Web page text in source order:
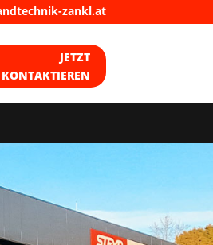
zankl.at
JETZT
KONTAKTIEREN